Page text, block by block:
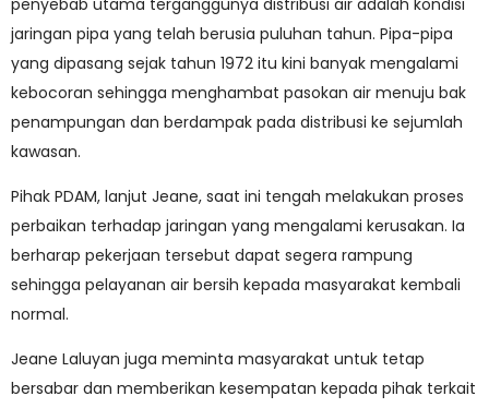
penyebab utama terganggunya distribusi air adalah kondisi
jaringan pipa yang telah berusia puluhan tahun. Pipa-pipa
yang dipasang sejak tahun 1972 itu kini banyak mengalami
kebocoran sehingga menghambat pasokan air menuju bak
penampungan dan berdampak pada distribusi ke sejumlah
kawasan.
Pihak PDAM, lanjut Jeane, saat ini tengah melakukan proses
perbaikan terhadap jaringan yang mengalami kerusakan. Ia
berharap pekerjaan tersebut dapat segera rampung
sehingga pelayanan air bersih kepada masyarakat kembali
normal.
Jeane Laluyan juga meminta masyarakat untuk tetap
bersabar dan memberikan kesempatan kepada pihak terkait